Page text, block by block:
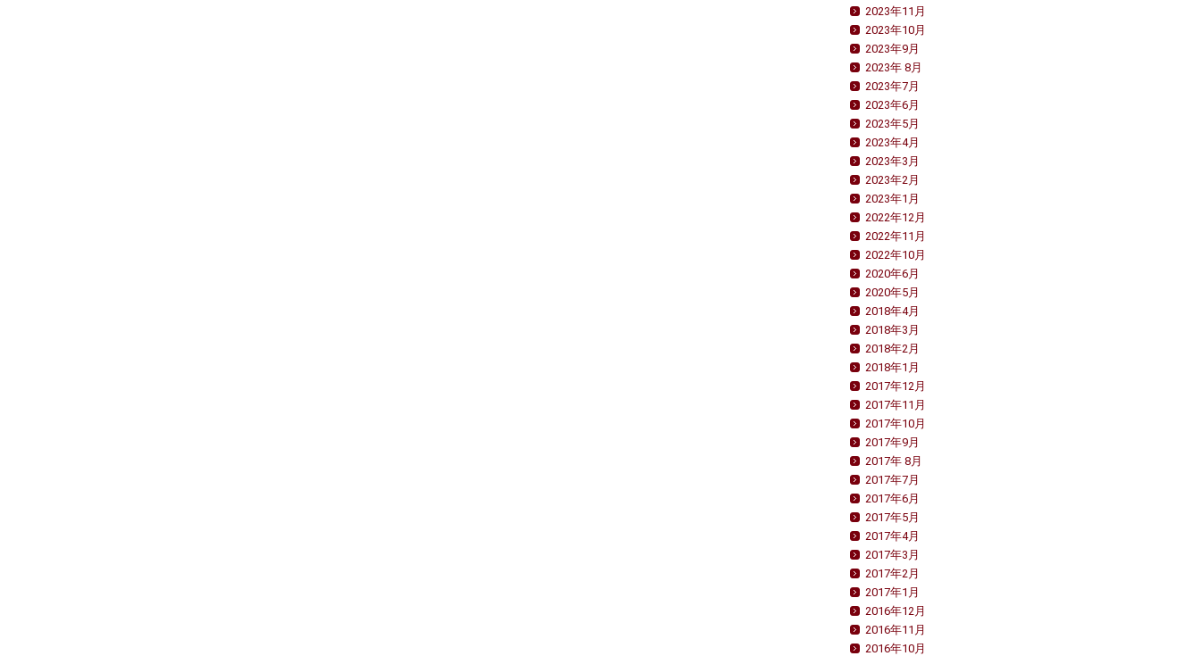
2023年11月
2023年10月
2023年9月
2023年 8月
2023年7月
2023年6月
2023年5月
2023年4月
2023年3月
2023年2月
2023年1月
2022年12月
2022年11月
2022年10月
2020年6月
2020年5月
2018年4月
2018年3月
2018年2月
2018年1月
2017年12月
2017年11月
2017年10月
2017年9月
2017年 8月
2017年7月
2017年6月
2017年5月
2017年4月
2017年3月
2017年2月
2017年1月
2016年12月
2016年11月
2016年10月